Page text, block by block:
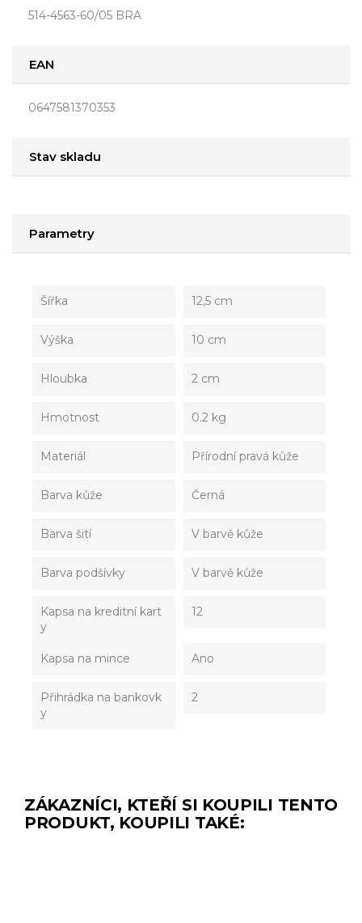
514-4563-60/05 BRA
EAN
0647581370353
Stav skladu
Parametry
Šířka 12,5 cm
Výška 10 cm
Hloubka 2 cm
Hmotnost 0.2 kg
Materiál Přírodní pravá kůže
Barva kůže Černá
Barva šití V barvě kůže
Barva podšívky V barvě kůže
Kapsa na kreditní kart
y
12
Kapsa na mince Ano
Přihrádka na bankovk
y
2
ZÁKAZNÍCI, KTEŘÍ SI KOUPILI TENTO
PRODUKT, KOUPILI TAKÉ: